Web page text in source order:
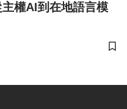
權AI到在地語言模
儲